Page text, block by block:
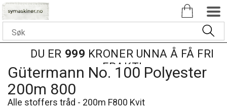
DU ER 999 KRONER UNNA Å FÅ FRI
FRAKT!
Gütermann No. 100 Polyester
200m 800
Alle stoffers tråd - 200m F800 Kvit